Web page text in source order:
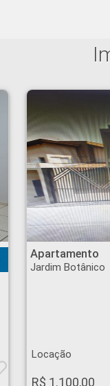
Apartamento - Jardim Botânico -
Apartamento
Jardim Botânico
Locação
R$ 1.100,00